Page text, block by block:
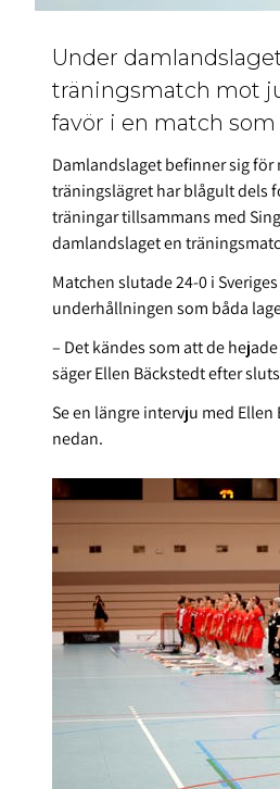
Under
träningsmatch mot
favör i en match
Damlandslaget befinner sig
träningslägret har blågult dels
träningar tillsammans med
damlandslaget en
Matchen slutade 24-0 i
underhållningen som båda
– Det kändes som att de
säger Ellen Bäckstedt efter
Se en längre intervju med Ellen
nedan.